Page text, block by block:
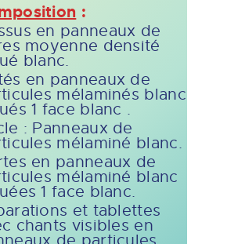
:
en panneaux de
moyenne densité
blanc.
en panneaux de
mélaminés blanc
1 face blanc .
: Panneaux de
mélaminé blanc.
en panneaux de
mélaminé blanc
1 face blanc.
et tablettes
chants visibles en